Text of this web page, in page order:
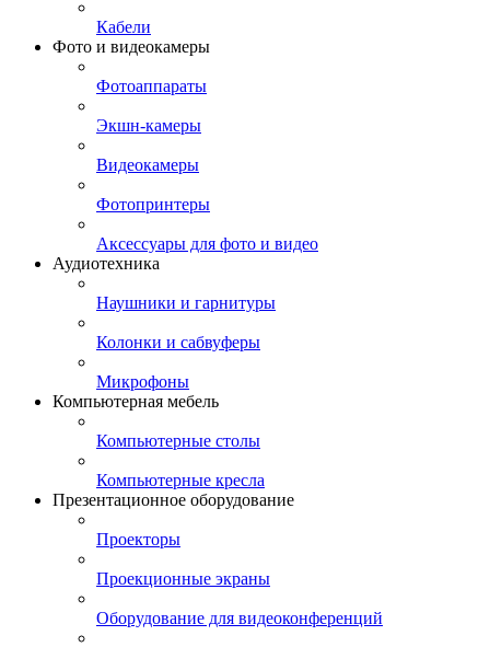
Кабели
Фото и видеокамеры
Фотоаппараты
Экшн-камеры
Видеокамеры
Фотопринтеры
Аксессуары для фото и видео
Аудиотехника
Наушники и гарнитуры
Колонки и сабвуферы
Микрофоны
Компьютерная мебель
Компьютерные столы
Компьютерные кресла
Презентационное оборудование
Проекторы
Проекционные экраны
Оборудование для видеоконференций